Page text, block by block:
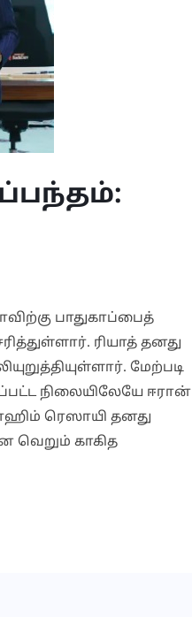
பாதுகாப்பைத்
ரியாத் தனது
மேற்படி
நிலையிலேயே ஈரான்
ரெஸாயி தனது
வெறும் காகித